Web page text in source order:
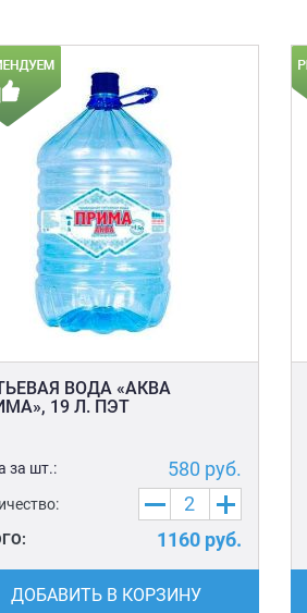
ВОДА «АКВА
19 Л. ПЭТ
за шт.: 580 руб.
1160руб.
ДОБАВИТЬ В КОРЗИНУ